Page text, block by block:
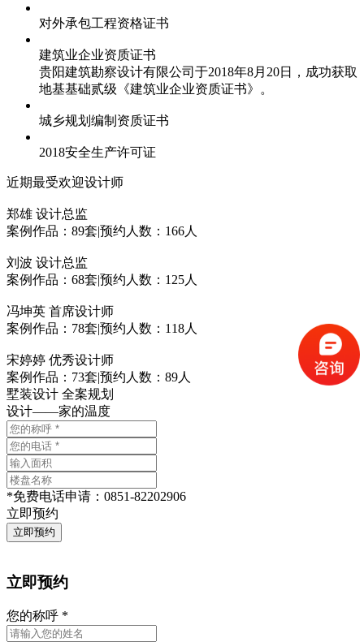
对外承包工程资格证书
建筑业企业资质证书
贵阳建筑勘察设计有限公司于2018年8月20日，成功获取
地基基础贰级《建筑业企业资质证书》。
城乡规划编制资质证书
2018安全生产许可证
近期最受欢迎设计师
郑雄 设计总监
案例作品：89套|预约人数：166人
刘波 设计总监
案例作品：68套|预约人数：125人
冯坤英 首席设计师
案例作品：78套|预约人数：118人
宋婷婷 优秀设计师
案例作品：73套|预约人数：89人
墅装设计 全案规划
设计——家的温度
*免费电话申请： 0851-82202906
立即预约
立即预约
您的称呼 *